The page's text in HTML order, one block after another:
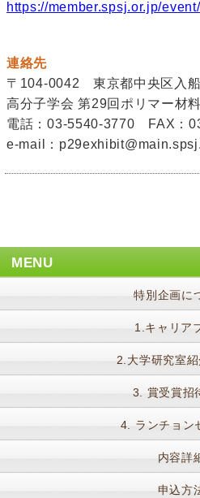
https://member.spsj.or.jp/event/
連絡先
〒104-0042 東京都中央区入
高分子学会 第29回ポリマー材
電話：03-5540-3770 FAX：
e-mail：
MENU
特別企画に
1.キャリア
2.大学研究室
3. 賞受賞招
4. ランチョン
内容詳
申込方